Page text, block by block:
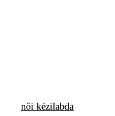
női kézilabda